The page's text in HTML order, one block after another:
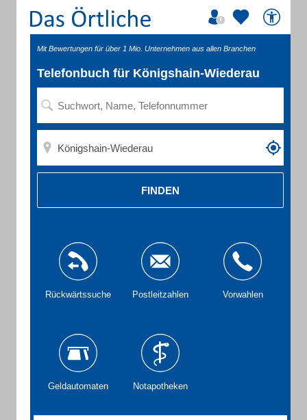
Mit Bewertungen für über 1 Mio. Unternehmen aus allen Branchen
Telefonbuch für Königshain-Wiederau
FINDEN
Rückwärtssuche Postleitzahlen Vorwahlen
Geldautomaten Notapotheken